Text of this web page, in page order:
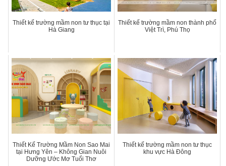
Thiết kế trường mầm non tư thục tại
Hà Giang
Thiết kế trường mầm non thành phố
Việt Trì, Phú Thọ
Thiết Kế Trường Mầm Non Sao Mai
tại Hưng Yên – Không Gian Nuôi
Dưỡng Ước Mơ Tuổi Thơ
Thiết kế trường mầm non tư thục
khu vực Hà Đông